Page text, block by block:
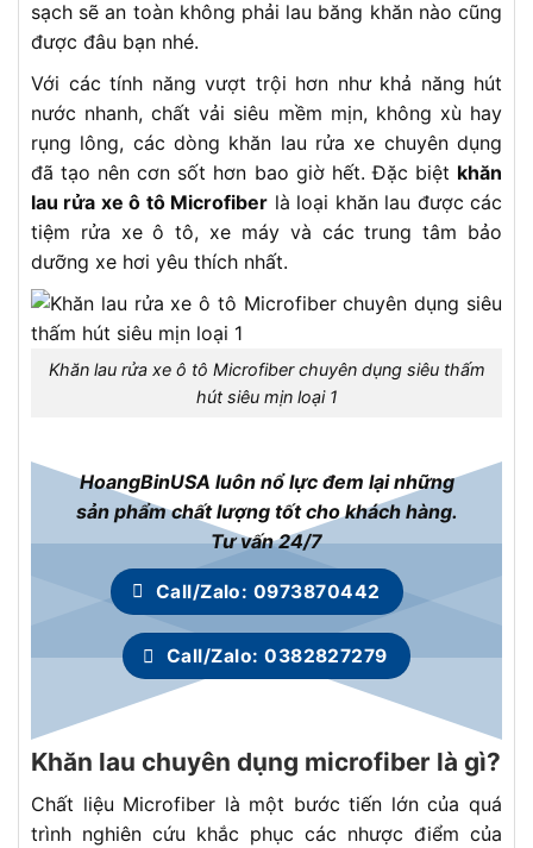
sạch sẽ an toàn không phải lau băng khăn nào cũng
được đâu bạn nhé.
Với các tính năng vượt trội hơn như khả năng hút
nước nhanh, chất vải siêu mềm mịn, không xù hay
rụng lông, các dòng khăn lau rửa xe chuyên dụng
đã tạo nên cơn sốt hơn bao giờ hết. Đặc biệt khăn
lau rửa xe ô tô Microfiber là loại khăn lau được các
tiệm rửa xe ô tô, xe máy và các trung tâm bảo
dưỡng xe hơi yêu thích nhất.
Khăn lau rửa xe ô tô Microfiber chuyên dụng siêu thấm
hút siêu mịn loại 1
HoangBinUSA luôn nổ lực đem lại những
sản phẩm chất lượng tốt cho khách hàng.
Tư vấn 24/7
Call/Zalo: 0973870442
Call/Zalo: 0382827279
Khăn lau chuyên dụng microfiber là gì?
Chất liệu Microfiber là một bước tiến lớn của quá
trình nghiên cứu khắc phục các nhược điểm của